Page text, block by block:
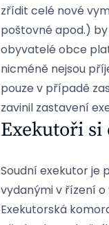
zřídit celé nové
poštovné apod.)
obyvatelé obce
nicméně nejsou
pouze v případě
zavinil zastavení
Exekutoři
Soudní exekutor je
vydanými v řízení
Exekutorská